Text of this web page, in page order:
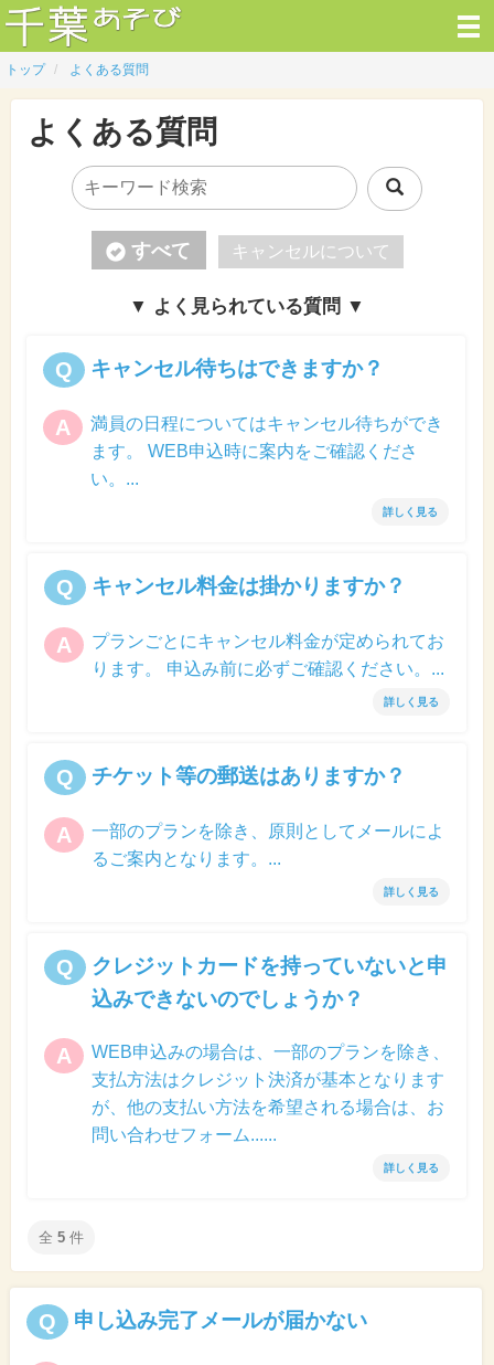
トップ よくある質問
よくある質問
すべて キャンセルについて
▼ よく見られている質問 ▼
Q キャンセル待ちはできますか？
A
満員の日程についてはキャンセル待ちができ
ます。 WEB申込時に案内をご確認くださ
い。...
詳しく見る
Q キャンセル料金は掛かりますか？
A
プランごとにキャンセル料金が定められてお
ります。 申込み前に必ずご確認ください。...
詳しく見る
Q チケット等の郵送はありますか？
A
一部のプランを除き、原則としてメールによ
るご案内となります。...
詳しく見る
Q
クレジットカードを持っていないと申
込みできないのでしょうか？
A
WEB申込みの場合は、一部のプランを除き、
支払方法はクレジット決済が基本となります
が、他の支払い方法を希望される場合は、お
問い合わせフォーム......
詳しく見る
全 5 件
Q 申し込み完了メールが届かない